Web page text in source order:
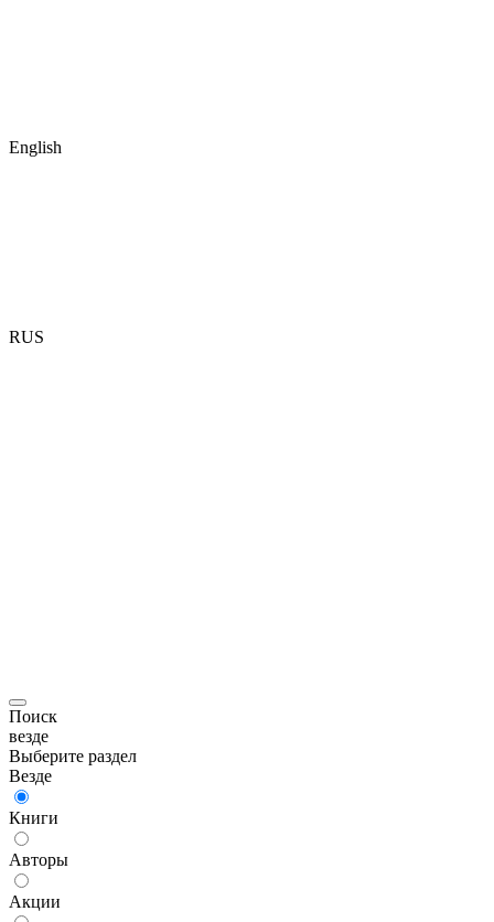
English
RUS
Поиск
везде
Выберите раздел
Везде
Книги
Авторы
Акции